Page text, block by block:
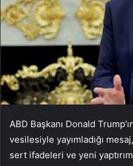
ABD Başkanı Donald
vesilesiyle yayımladığı
sert ifadeleri ve yeni